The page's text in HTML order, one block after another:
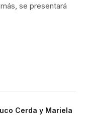
se presentará
Cerda y Mariela